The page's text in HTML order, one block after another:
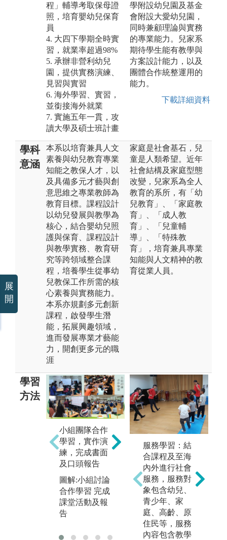
程」輔導考取保母證
照，培育嬰幼兒保育
員
4. 大四下學期全時實
習，就業率超過98%
5. 承辦非營利幼兒
園，提供實務演練、
見習與實習
6. 海外學習、實習，
並銜接海外就業
7. 實施五年一貫，攻
讀大學及碩士班計畫
學附設幼兒園及基金
會附設大愛幼兒園，
同時兼顧理論與實務
的專業能力。兒家系
期待學生能有教學與
方案設計能力，以及
團體合作統整運用的
能力。
下載詳細資料
學科
意涵
本系以培育兼具人文
素養與幼兒教育專業
知能之教保人才，以
及具備多元才藝與創
意思維之專業教師為
教育目標。課程設計
以幼兒發展與教學為
核心，結合嬰幼兒照
護與保育、課程設計
與教學實務、教育研
究等跨領域整合課
程，培養學生從事幼
兒教保工作所需的核
心素養與實務能力。
本系亦規劃多元創新
課程，啟發學生潛
能，拓展興趣領域，
進而發展專業才藝能
力，開創更多元的職
涯
家庭是社會基石，兒
童是人類希望。近年
社會結構及家庭型態
改變，兒家系為全人
教育的系所，有「幼
兒教育」、「家庭教
育」、「成人教
育」、「兒童輔
導」、「特殊教
育」，培育兼具專業
知能與人文精神的教
育從業人員。
學習
方法
小組團隊合作
學習，實作演
練，完成書面
及口頭報告
圖解:小組討論
合作學習 完成
課堂活動及報
告
嬰幼兒行為觀
察及嬰幼兒照
護與教保工作
實務操作學習
圖解:到幼兒園
試教帶動小朋
友活動
服務學習：結
合課程及至海
內外進行社會
服務，服務對
象包含幼兒、
青少年、家
庭、高齡、原
住民等，服務
內容包含教學
展
開